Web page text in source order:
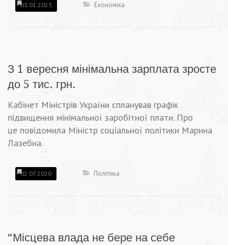
03.01.2023 Економіка
З 1 вересня мінімальна зарплата зросте
до 5 тис. грн.
Кабінет Міністрів України спланував графік
підвищення мінімальної заробітної плати. Про
це повідомила Міністр соціальної політики Марина
Лазебна.
02.07.2020 Політика
“Місцева влада не бере на себе